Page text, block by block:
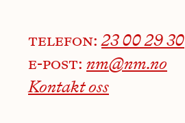
telefon:23 00 29 30
e-post: nm@nm.no
Kontakt oss